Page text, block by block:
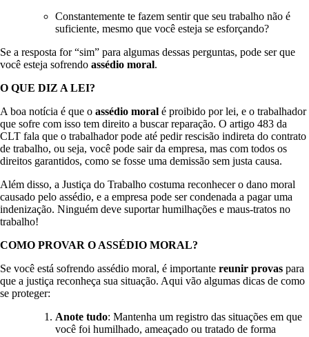
Constantemente te fazem sentir que seu trabalho não é
suficiente, mesmo que você esteja se esforçando?
Se a resposta for “sim” para algumas dessas perguntas, pode ser que
você esteja sofrendo assédio moral.
O QUE DIZ A LEI?
A boa notícia é que o assédio moral é proibido por lei, e o trabalhador
que sofre com isso tem direito a buscar reparação. O artigo 483 da
CLT fala que o trabalhador pode até pedir rescisão indireta do contrato
de trabalho, ou seja, você pode sair da empresa, mas com todos os
direitos garantidos, como se fosse uma demissão sem justa causa.
Além disso, a Justiça do Trabalho costuma reconhecer o dano moral
causado pelo assédio, e a empresa pode ser condenada a pagar uma
indenização. Ninguém deve suportar humilhações e maus-tratos no
trabalho!
COMO PROVAR O ASSÉDIO MORAL?
Se você está sofrendo assédio moral, é importante reunir provas para
que a justiça reconheça sua situação. Aqui vão algumas dicas de como
se proteger:
Anote tudo: Mantenha um registro das situações em que
você foi humilhado, ameaçado ou tratado de forma